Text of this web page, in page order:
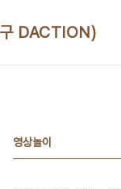
DACTION)
영상놀이